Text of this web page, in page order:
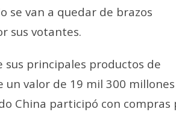
se van a quedar de brazos
sus votantes.
sus principales productos de
valor de 19 mil 300
China participó con compras